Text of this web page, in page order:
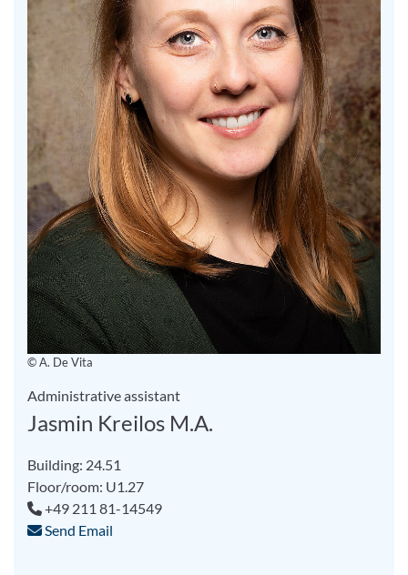
© A. De Vita
Administrative assistant
Jasmin Kreilos M.A.
Building: 24.51
Floor/room: U1.27
+49 211 81-14549
Send Email